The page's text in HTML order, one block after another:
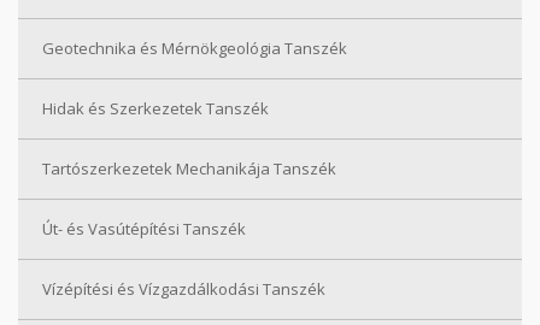
Geotechnika és Mérnökgeológia Tanszék
Hidak és Szerkezetek Tanszék
Tartószerkezetek Mechanikája Tanszék
Út- és Vasútépítési Tanszék
Vízépítési és Vízgazdálkodási Tanszék